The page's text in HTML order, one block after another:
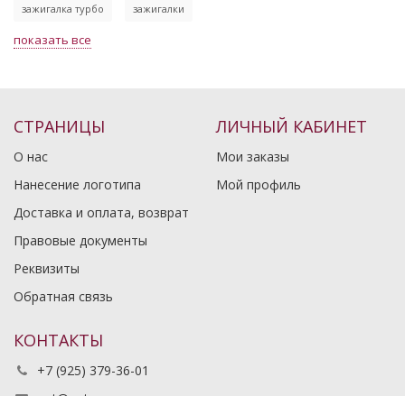
зажигалка турбо зажигалки
показать все
СТРАНИЦЫ
О нас
Нанесение логотипа
Доставка и оплата, возврат
Правовые документы
Реквизиты
Обратная связь
ЛИЧНЫЙ КАБИНЕТ
Мои заказы
Мой профиль
КОНТАКТЫ
+7 (925) 379-36-01